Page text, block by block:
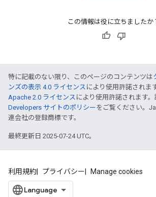
この情報は役に立ちましたか
特に記載のない限り、このページのコンテンツは
ンズの表示 4.0 ライセンス により使用許諾されま
Apache 2.0 ライセンス により使用許諾されます。
Developers サイトのポリシー をご覧ください。
連会社の登録商標です。
最終更新日 2025-07-24 UTC。
利用規約 プライバシー Manage cookies